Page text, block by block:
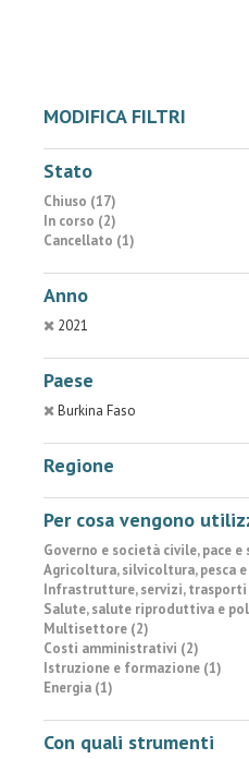
MODIFICA FILTRI
Stato
Chiuso (17)
In corso (2)
Cancellato (1)
Anno
2021
Paese
Burkina Faso
Regione
Per cosa vengono
Governo e società civile, pace e
Agricoltura, silvicoltura, pesca
Infrastrutture, servizi, trasporti
Salute, salute riproduttiva e
Multisettore (2)
Costi amministrativi (2)
Istruzione e formazione (1)
Energia (1)
Con quali strumenti